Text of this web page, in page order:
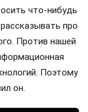
что-нибудь
про
Против нашей
Поэтому
он.